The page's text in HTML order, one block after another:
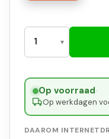
Op voorraad·
Op werkdagen
DAAROM